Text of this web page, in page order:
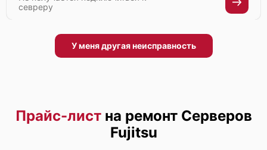
севреру
У меня другая неисправность
Прайс-листна ремонт Серверов
Fujitsu